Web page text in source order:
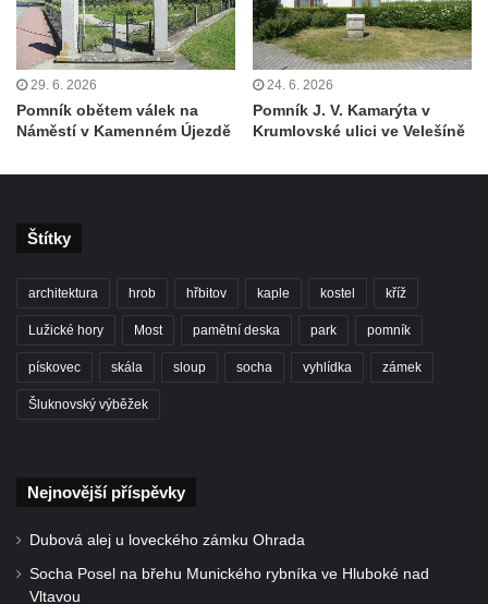
Hrobčic
Socha svatého Antonína poustevníka v
Mirošovicích
Socha vodníka u požární nádrže v
Mirošovicích
Socha býka před areálem firmy 2JCP v
Pamětní kámen vodního díla Josefův Důl
Socha svatého Floriána na domě čp. 3 v
Oparnu
Socha svaté Anny u domu čp. 3 v Oparnu
Lavička Václava Havla v Krásné Lípě
Upoutávka JduHřebenovkou u parkoviště
Kamenný obelisk na vyhlídce u Pravčické
29. 6. 2026
Pomník obětem válek na
Náměstí v Kamenném Újezdě
24. 6. 2026
Pomník J. V. Kamarýta v
Krumlovské ulici ve Velešíně
Štítky
architektura hrob hřbitov kaple kostel kříž
Lužické hory Most pamětní deska park pomník
pískovec skála sloup socha vyhlídka zámek
Šluknovský výběžek
Nejnovější příspěvky
Dubová alej u loveckého zámku Ohrada
Socha Posel na břehu Munického rybníka ve Hluboké nad
Vltavou